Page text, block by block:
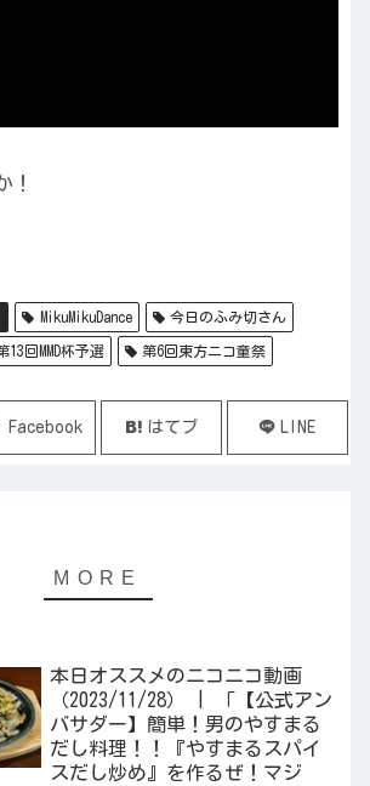
！
MikuMikuDance 今日のふみ切さん
13回MMD杯予選 第6回東方ニコ童祭
Facebook はてブ LINE
本日オススメのニコニコ動画
（2023/11/28） | 「【公式アン
バサダー】簡単！男のやすまる
だし料理！！『やすまるスパイ
スだし炒め』を作るぜ！マジ